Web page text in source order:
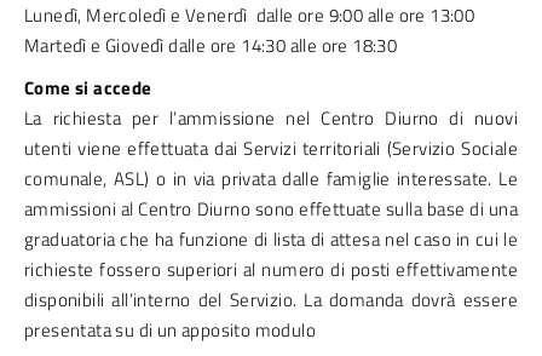
Lunedì, Mercoledì e Venerdì dalle ore 9:00 alle ore 13:00
Martedì e Giovedì dalle ore 14:30 alle ore 18:30
Come si accede
La richiesta per l’ammissione nel Centro Diurno di nuovi
utenti viene effettuata dai Servizi territoriali (Servizio Sociale
comunale, ASL) o in via privata dalle famiglie interessate. Le
ammissioni al Centro Diurno sono effettuate sulla base di una
graduatoria che ha funzione di lista di attesa nel caso in cui le
richieste fossero superiori al numero di posti effettivamente
disponibili all’interno del Servizio. La domanda dovrà essere
presentata su di un apposito modulo